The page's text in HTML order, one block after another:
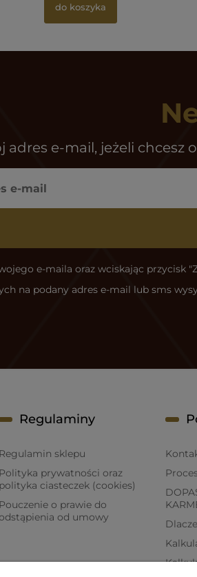
do koszyka
adres e-mail, jeżeli
e-maila oraz wciskając przycisk
na podany adres e-mail lub sms
Regulaminy
Regulamin sklepu
Polityka prywatności oraz
polityka ciasteczek (cookies)
Pouczenie o prawie do
od umowy